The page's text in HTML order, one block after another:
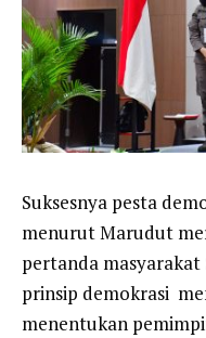
Suksesnya pesta
menurut Marudut
pertanda masyarakat
prinsip demokrasi
menentukan